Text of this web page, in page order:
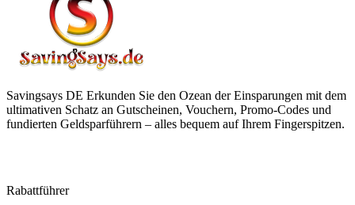
Savingsays DE Erkunden Sie den Ozean der Einsparungen mit dem
ultimativen Schatz an Gutscheinen, Vouchern, Promo-Codes und
fundierten Geldsparführern – alles bequem auf Ihrem Fingerspitzen.
Rabattführer